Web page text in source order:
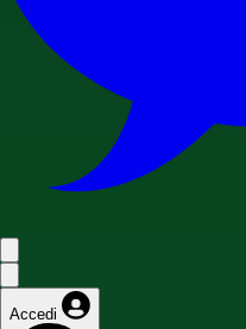
Accedi